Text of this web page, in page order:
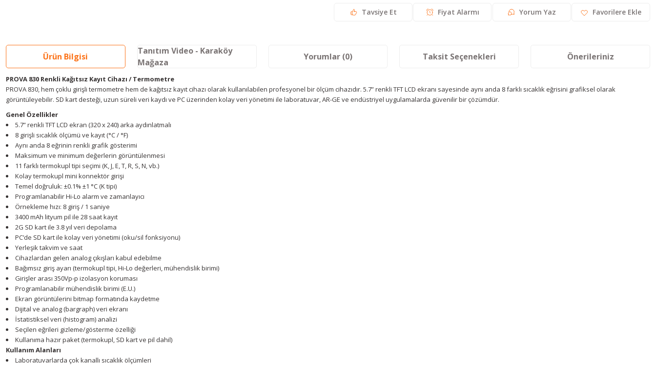
Tavsiye Et Fiyat Alarmı Yorum Yaz
Ürün Bilgisi
Tanıtım Video - Karaköy
Mağaza
Yorumlar (0) Taksit Seçenekleri Önerileriniz
PROVA 830 Renkli Kağıtsız Kayıt Cihazı / Termometre
PROVA 830, hem çoklu girişli termometre hem de kağıtsız kayıt cihazı olarak kullanılabilen profesyonel bir ölçüm cihazıdır. 5.7” renkli TFT LCD ekranı sayesinde aynı anda 8 farklı sıcaklık eğrisini grafiksel olarak
görüntüleyebilir. SD kart desteği, uzun süreli veri kaydı ve PC üzerinden kolay veri yönetimi ile laboratuvar, AR-GE ve endüstriyel uygulamalarda güvenilir bir çözümdür.
Genel Özellikler
5.7” renkli TFT LCD ekran (320 x 240) arka aydınlatmalı
8 girişli sıcaklık ölçümü ve kayıt (°C / °F)
Aynı anda 8 eğrinin renkli grafik gösterimi
Maksimum ve minimum değerlerin görüntülenmesi
11 farklı termokupl tipi seçimi (K, J, E, T, R, S, N, vb.)
Kolay termokupl mini konnektör girişi
Temel doğruluk: ±0.1% ±1 °C (K tipi)
Programlanabilir Hi-Lo alarm ve zamanlayıcı
Örnekleme hızı: 8 giriş / 1 saniye
3400 mAh lityum pil ile 28 saat kayıt
2G SD kart ile 3.8 yıl veri depolama
PC’de SD kart ile kolay veri yönetimi (oku/sil fonksiyonu)
Yerleşik takvim ve saat
Cihazlardan gelen analog çıkışları kabul edebilme
Bağımsız giriş ayarı (termokupl tipi, Hi-Lo değerleri, mühendislik birimi)
Girişler arası 350Vp-p izolasyon koruması
Programlanabilir mühendislik birimi (E.U.)
Ekran görüntülerini bitmap formatında kaydetme
Dijital ve analog (bargraph) veri ekranı
İstatistiksel veri (histogram) analizi
Seçilen eğrileri gizleme/gösterme özelliği
Kullanıma hazır paket (termokupl, SD kart ve pil dahil)
Kullanım Alanları
Laboratuvarlarda çok kanallı sıcaklık ölçümleri